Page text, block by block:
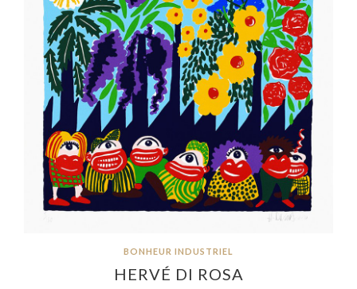
BONHEUR INDUSTRIEL
HERVÉ DI ROSA